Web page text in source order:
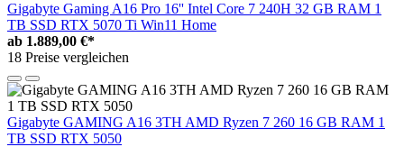
Gigabyte Gaming A16 Pro 16'' Intel Core 7 240H 32 GB RAM 1
TB SSD RTX 5070 Ti Win11 Home
ab 1.889,00 €*
18 Preise vergleichen
Gigabyte GAMING A16 3TH AMD Ryzen 7 260 16 GB RAM 1
TB SSD RTX 5050